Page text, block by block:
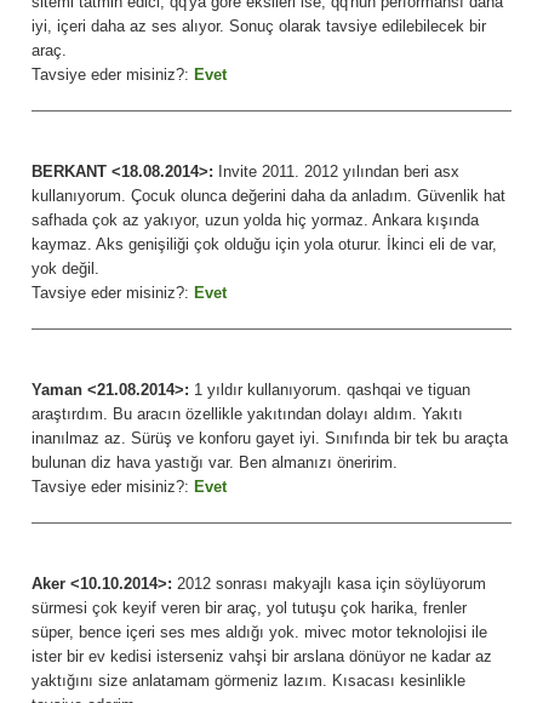
iyi, içeri daha az ses alıyor. Sonuç olarak tavsiye edilebilecek bir
araç.
Tavsiye eder misiniz?: Evet
BERKANT <18.08.2014>: Invite 2011. 2012 yılından beri asx
kullanıyorum. Çocuk olunca değerini daha da anladım. Güvenlik hat
safhada çok az yakıyor, uzun yolda hiç yormaz. Ankara kışında
kaymaz. Aks genişiliği çok olduğu için yola oturur. İkinci eli de var,
yok değil.
Tavsiye eder misiniz?: Evet
Yaman <21.08.2014>: 1 yıldır kullanıyorum. qashqai ve tiguan
araştırdım. Bu aracın özellikle yakıtından dolayı aldım. Yakıtı
inanılmaz az. Sürüş ve konforu gayet iyi. Sınıfında bir tek bu araçta
bulunan diz hava yastığı var. Ben almanızı öneririm.
Tavsiye eder misiniz?: Evet
Aker <10.10.2014>: 2012 sonrası makyajlı kasa için söylüyorum
sürmesi çok keyif veren bir araç, yol tutuşu çok harika, frenler
süper, bence içeri ses mes aldığı yok. mivec motor teknolojisi ile
ister bir ev kedisi isterseniz vahşi bir arslana dönüyor ne kadar az
yaktığını size anlatamam görmeniz lazım. Kısacası kesinlikle